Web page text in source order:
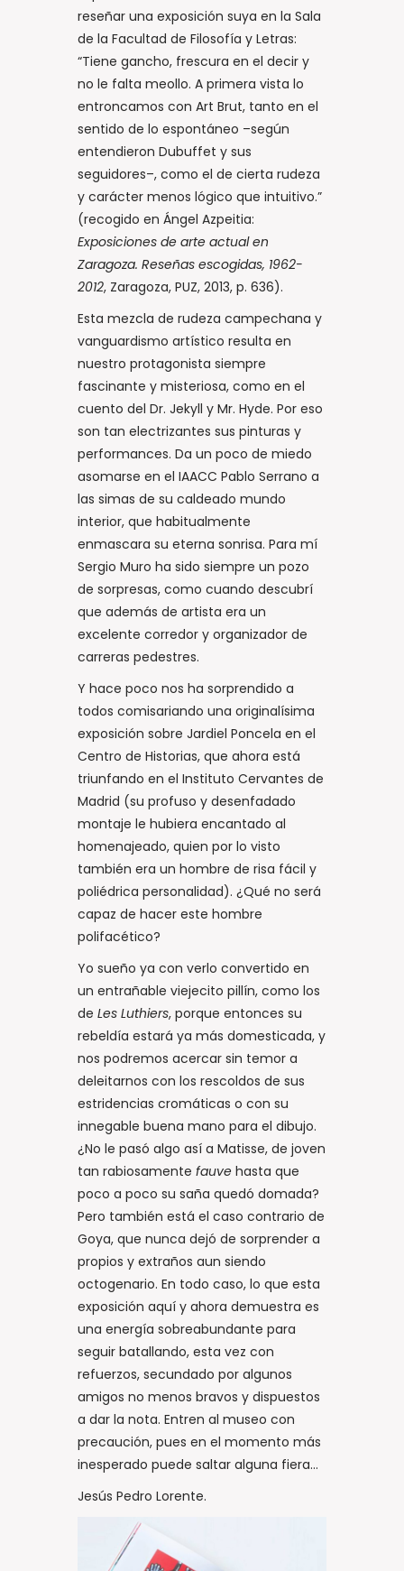
reseñar una exposición suya en la Sala
de la Facultad de Filosofía y Letras:
“Tiene gancho, frescura en el decir y
no le falta meollo. A primera vista lo
entroncamos con Art Brut, tanto en el
sentido de lo espontáneo –según
entendieron Dubuffet y sus
seguidores–, como el de cierta rudeza
y carácter menos lógico que intuitivo.”
(recogido en Ángel Azpeitia:
Exposiciones de arte actual en
Zaragoza. Reseñas escogidas, 1962-
2012, Zaragoza, PUZ, 2013, p. 636).
Esta mezcla de rudeza campechana y
vanguardismo artístico resulta en
nuestro protagonista siempre
fascinante y misteriosa, como en el
cuento del Dr. Jekyll y Mr. Hyde. Por eso
son tan electrizantes sus pinturas y
performances. Da un poco de miedo
asomarse en el IAACC Pablo Serrano a
las simas de su caldeado mundo
interior, que habitualmente
enmascara su eterna sonrisa. Para mí
Sergio Muro ha sido siempre un pozo
de sorpresas, como cuando descubrí
que además de artista era un
excelente corredor y organizador de
carreras pedestres.
Y hace poco nos ha sorprendido a
todos comisariando una originalísima
exposición sobre Jardiel Poncela en el
Centro de Historias, que ahora está
triunfando en el Instituto Cervantes de
Madrid (su profuso y desenfadado
montaje le hubiera encantado al
homenajeado, quien por lo visto
también era un hombre de risa fácil y
poliédrica personalidad). ¿Qué no será
capaz de hacer este hombre
polifacético?
Yo sueño ya con verlo convertido en
un entrañable viejecito pillín, como los
de Les Luthiers, porque entonces su
rebeldía estará ya más domesticada, y
nos podremos acercar sin temor a
deleitarnos con los rescoldos de sus
estridencias cromáticas o con su
innegable buena mano para el dibujo.
¿No le pasó algo así a Matisse, de joven
tan rabiosamente fauve hasta que
poco a poco su saña quedó domada?
Pero también está el caso contrario de
Goya, que nunca dejó de sorprender a
propios y extraños aun siendo
octogenario. En todo caso, lo que esta
exposición aquí y ahora demuestra es
una energía sobreabundante para
seguir batallando, esta vez con
refuerzos, secundado por algunos
amigos no menos bravos y dispuestos
a dar la nota. Entren al museo con
precaución, pues en el momento más
inesperado puede saltar alguna fiera…
Jesús Pedro Lorente.